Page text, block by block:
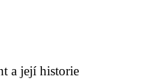
a její historie